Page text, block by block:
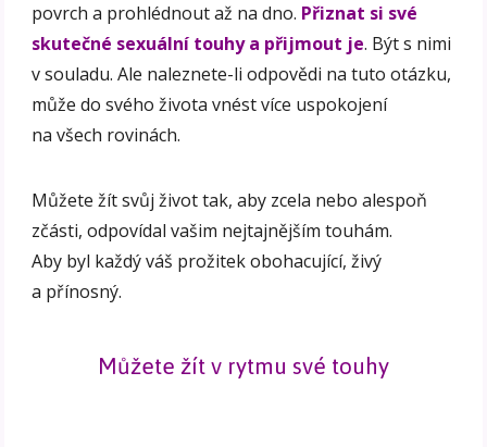
povrch a prohlédnout až na dno. Přiznat si své
skutečné sexuální touhy a přijmout je. Být s nimi
v souladu. Ale naleznete-li odpovědi na tuto otázku,
může do svého života vnést více uspokojení
na všech rovinách.
Můžete žít svůj život tak, aby zcela nebo alespoň
zčásti, odpovídal vašim nejtajnějším touhám.
Aby byl každý váš prožitek obohacující, živý
a přínosný.
Můžete žít v rytmu své touhy